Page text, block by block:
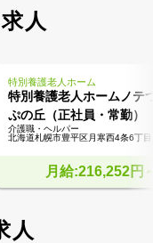
人
特別養護老人ホーム
特別養護老人ホームノテ
ぷの丘（正社員・常勤）
介護職・ヘルパー
北海道札幌市豊平区月寒西4条6丁
月給:216,252円
人